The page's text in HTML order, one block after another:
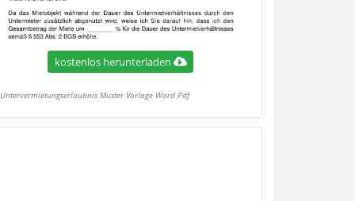
kostenlos herunterladen
Untervermietungserlaubnis Muster Vorlage Word Pdf